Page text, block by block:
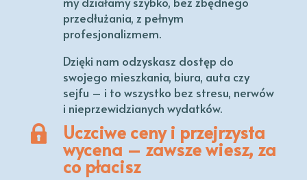
przedłużania, z pełnym
profesjonalizmem.
Dzięki nam odzyskasz dostęp do
swojego mieszkania, biura, auta czy
sejfu – i to wszystko bez stresu, nerwów
i nieprzewidzianych wydatków.
Uczciwe ceny i przejrzysta
wycena – zawsze wiesz, za
co płacisz